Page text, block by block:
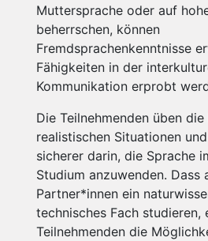
Muttersprache oder auf
beherrschen, können
Fremdsprachenkenntnisse
Fähigkeiten in der
Kommunikation erprobt
Die Teilnehmenden üben
realistischen Situationen
sicherer darin, die Sprache
Studium anzuwenden. Dass
Partner*innen ein
technisches Fach studieren,
Teilnehmenden die